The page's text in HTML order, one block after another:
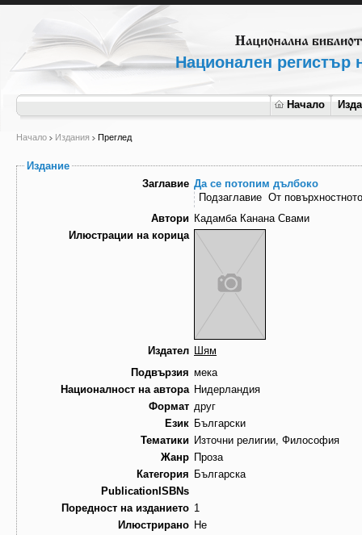
Национален регистър
Начало
Начало Издания Преглед
Издание
Заглавие Да се потопим дълбоко
Подзаглавие От
Автори Кадамба Канана Свами
Илюстрации на корица
Издател Шям
Подвързия мека
Националност на автора Нидерландия
Формат друг
Език Български
Тематики Източни религии, Философия
Жанр Проза
Категория Българска
PublicationISBNs
Поредност на изданието 1
Илюстрирано Не